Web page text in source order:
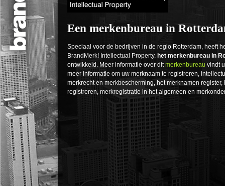
Een merkenbureau in
Speciaal voor de bedrijven in de regio Rotterdam, heeft
BrandMerk! Intellectual Property, het merkenbureau in
ontwikkeld. Meer informatie over ditmerkenbureau vindt
meer informatie om uw merknaam te registreren,
merkrecht en merkbescherming, het merknamen register,
registreren, merkregistratie in het algemeen en